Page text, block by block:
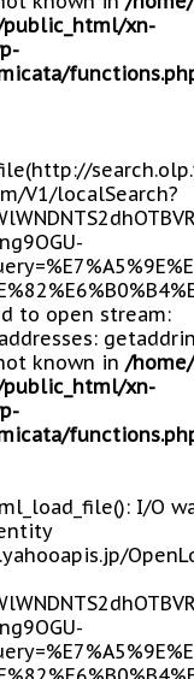
xn-
V1/localSearch?
to open stream:
known in /
xn-
I/O